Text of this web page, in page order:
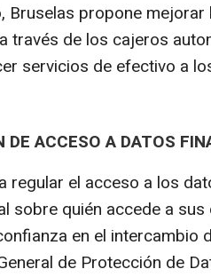
Bruselas propone
través de los cajeros
servicios de efectivo a
DE ACCESO A DATOS
regular el acceso a los
sobre quién accede a
en el intercambio
de Protección de